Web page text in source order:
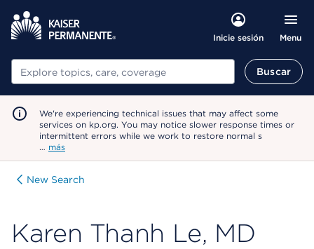
Inicie sesión Menu
Buscar Buscar
We're experiencing technical issues that may affect some
services on kp.org. You may notice slower response times or
intermittent errors while we work to restore normal s
… más
New Search
Karen Thanh Le, MD